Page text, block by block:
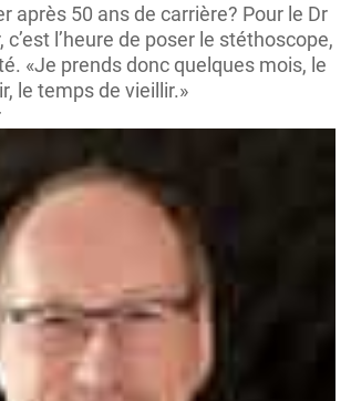
après 50 ans de carrière? Pour le Dr
c’est l’heure de poser le stéthoscope,
«Je prends donc quelques mois, le
le temps de vieillir.»